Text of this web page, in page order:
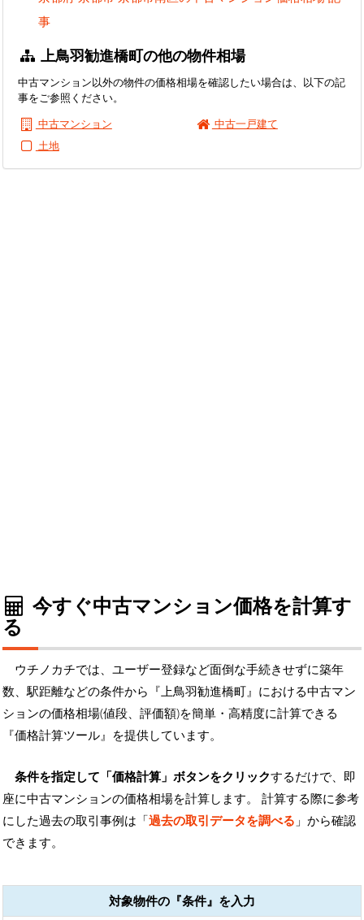
事
上鳥羽勧進橋町の他の物件相場
中古マンション以外の物件の価格相場を確認したい場合は、以下の記
事をご参照ください。
中古マンション
中古一戸建て
土地
今すぐ中古マンション価格を計算す
る
ウチノカチでは、ユーザー登録など面倒な手続きせずに築年
数、駅距離などの条件から『上鳥羽勧進橋町』における中古マン
ションの価格相場(値段、評価額)を簡単・高精度に計算できる
『価格計算ツール』を提供しています。
条件を指定して「価格計算」ボタンをクリックするだけで、即
座に中古マンションの価格相場を計算します。 計算する際に参考
にした過去の取引事例は「過去の取引データを調べる 」から確認
できます。
対象物件の『条件』を入力